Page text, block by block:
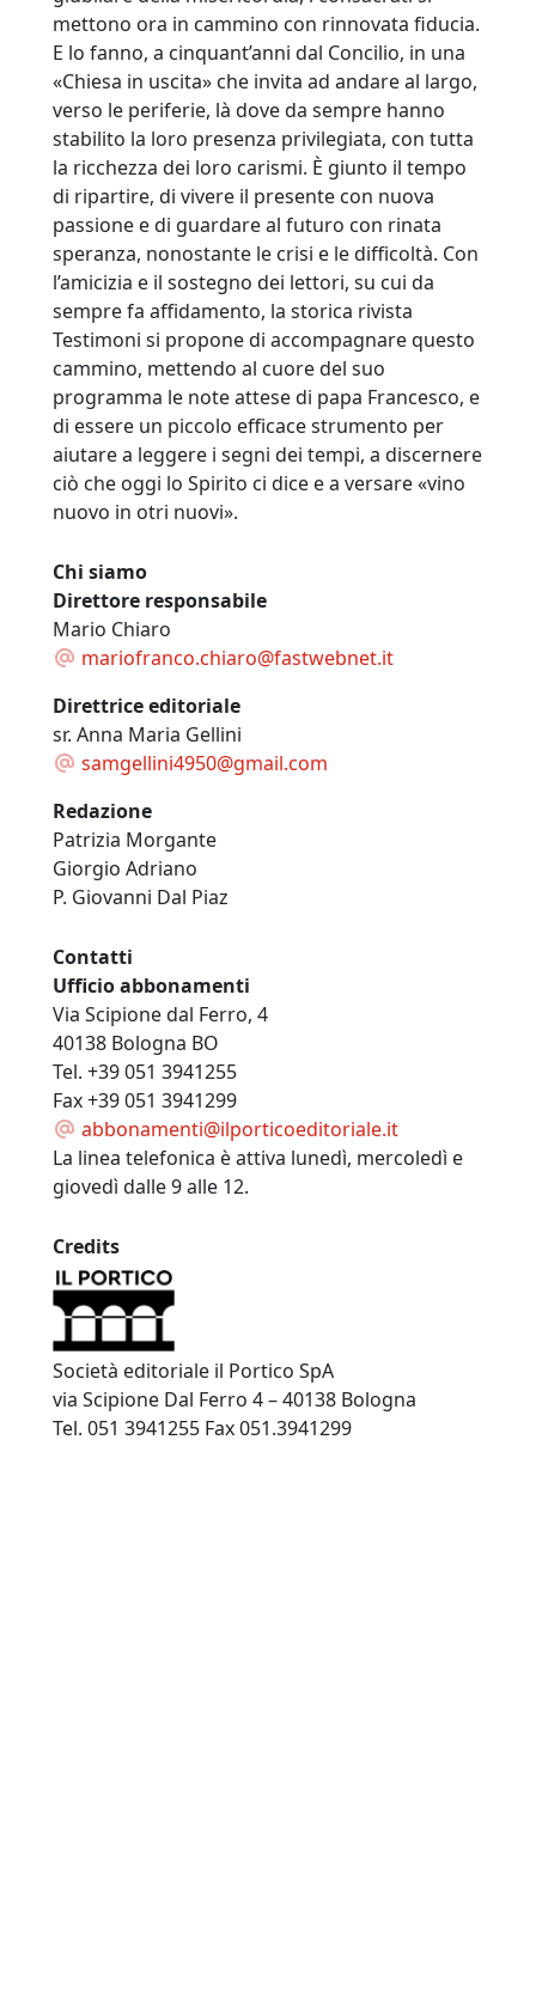
mettono ora in cammino con rinnovata fiducia.
E lo fanno, a cinquant’anni dal Concilio, in una
«Chiesa in uscita» che invita ad andare al largo,
verso le periferie, là dove da sempre hanno
stabilito la loro presenza privilegiata, con tutta
la ricchezza dei loro carismi. È giunto il tempo
di ripartire, di vivere il presente con nuova
passione e di guardare al futuro con rinata
speranza, nonostante le crisi e le difficoltà. Con
l’amicizia e il sostegno dei lettori, su cui da
sempre fa affidamento, la storica rivista
Testimoni si propone di accompagnare questo
cammino, mettendo al cuore del suo
programma le note attese di papa Francesco, e
di essere un piccolo efficace strumento per
aiutare a leggere i segni dei tempi, a discernere
ciò che oggi lo Spirito ci dice e a versare «vino
nuovo in otri nuovi».
Chi siamo
Direttore responsabile
Mario Chiaro
mariofranco.chiaro@fastwebnet.it
Direttrice editoriale
sr. Anna Maria Gellini
samgellini4950@gmail.com
Redazione
Patrizia Morgante
Giorgio Adriano
P. Giovanni Dal Piaz
Contatti
Ufficio abbonamenti
Via Scipione dal Ferro, 4
40138 Bologna BO
Tel. +39 051 3941255
Fax +39 051 3941299
abbonamenti@ilporticoeditoriale.it
La linea telefonica è attiva lunedì, mercoledì e
giovedì dalle 9 alle 12.
Credits
Società editoriale il Portico SpA
via Scipione Dal Ferro 4 – 40138 Bologna
Tel. 051 3941255 Fax 051.3941299